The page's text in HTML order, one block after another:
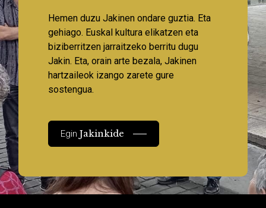
Hemen duzu Jakinen ondare guztia. Eta
gehiago. Euskal kultura elikatzen eta
biziberritzen jarraitzeko berritu dugu
Jakin. Eta, orain arte bezala, Jakinen
hartzaileok izango zarete gure
sostengua.
EginJakinkide